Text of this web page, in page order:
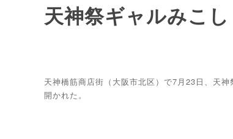
天神祭ギャルみこし
天神橋筋商店街（大阪市北区）で7月23日、天
開かれた。